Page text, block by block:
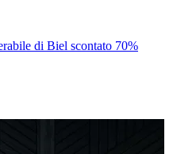
di Biel scontato 70%